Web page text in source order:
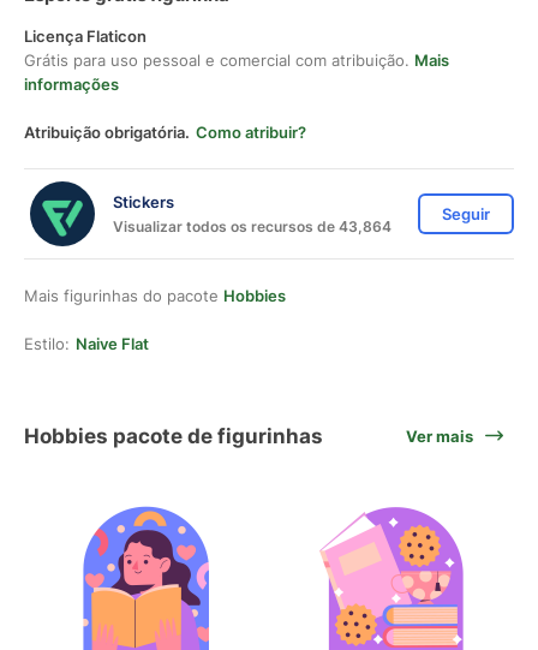
Licença Flaticon
Grátis para uso pessoal e comercial com atribuição. Mais
informações
Atribuição obrigatória. Como atribuir?
Stickers
Visualizar todos os recursos de 43,864
Seguir
Mais figurinhas do pacote Hobbies
Estilo: Naive Flat
Hobbies pacote de figurinhas Ver mais